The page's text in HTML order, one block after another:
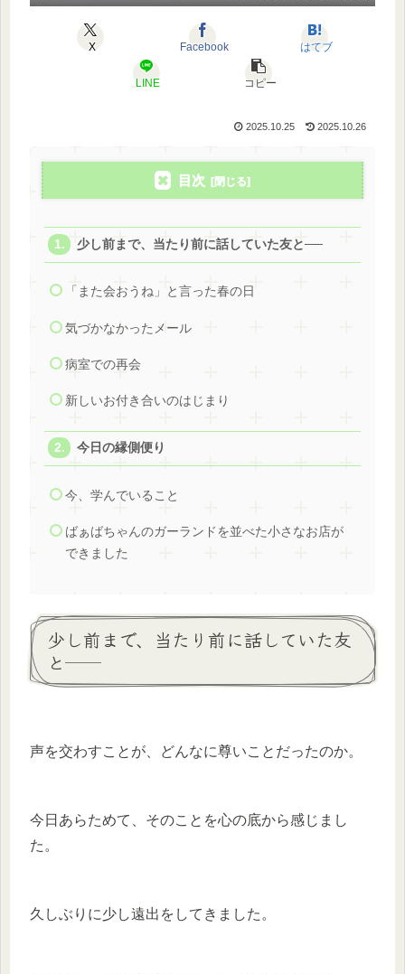
X Facebook はてブ
LINE コピー
2025.10.25 2025.10.26
目次
少し前まで、当たり前に話していた友と──
「また会おうね」と言った春の日
気づかなかったメール
病室での再会
新しいお付き合いのはじまり
今日の縁側便り
今、学んでいること
ばぁばちゃんのガーランドを並べた小さなお店が
できました
少し前まで、当たり前に話していた友
と──
声を交わすことが、どんなに尊いことだったのか。
今日あらためて、そのことを心の底から感じまし
た。
久しぶりに少し遠出をしてきました。